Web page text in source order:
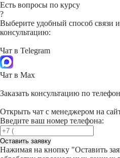
Есть вопросы по курсу
?
Выберите удобный способ связи
консультацию:
Чат в Telegram
Чат в Max
Заказать консультацию по
Открыть чат с менеджером на
Введите ваш номер телефона:
Оставить заявку
Нажимая на кнопку "Оставить